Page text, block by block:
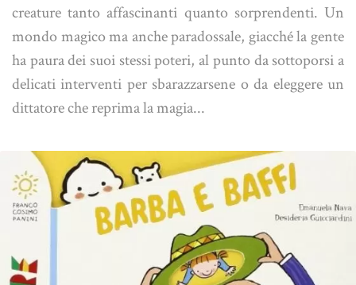
creature tanto affascinanti quanto sorprendenti. Un
mondo magico ma anche paradossale, giacché la gente
ha paura dei suoi stessi poteri, al punto da sottoporsi a
delicati interventi per sbarazzarsene o da eleggere un
dittatore che reprima la magia...